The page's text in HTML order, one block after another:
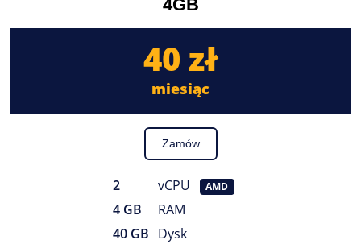
4GB
40 zł
miesiąc
Zamów
2 vCPU AMD
4 GB
RAM
40 GB Dysk